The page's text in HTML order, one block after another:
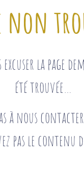
non
la page
été trouvée…
à nous
pas le contenu